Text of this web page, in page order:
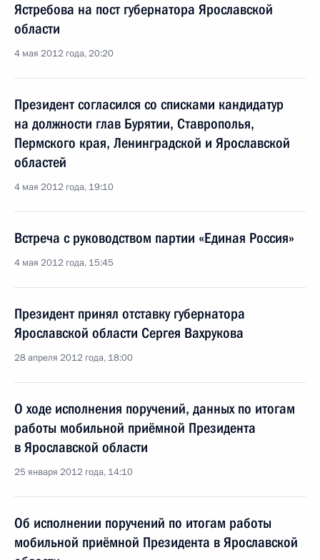
Ястребова на пост губернатора Ярославской
области
4 мая 2012 года, 20:20
Президент согласился со списками кандидатур
на должности глав Бурятии, Ставрополья,
Пермского края, Ленинградской и Ярославской
областей
4 мая 2012 года, 19:10
Встреча с руководством партии «Единая Россия»
4 мая 2012 года, 15:45
Президент принял отставку губернатора
Ярославской области Сергея Вахрукова
28 апреля 2012 года, 18:00
О ходе исполнения поручений, данных по итогам
работы мобильной приёмной Президента
в Ярославской области
25 января 2012 года, 14:10
Об исполнении поручений по итогам работы
мобильной приёмной Президента в Ярославской